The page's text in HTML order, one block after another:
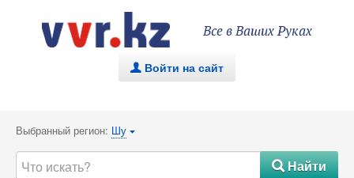
Все в Ваших Руках
. Войти на сайт
Выбранный регион: Шу {
#Найти